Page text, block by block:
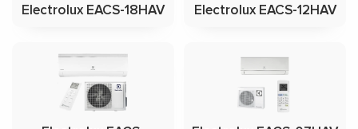
Electrolux EACS-18HAV Electrolux EACS-12HAV